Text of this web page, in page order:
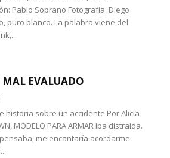
Pablo Soprano Fotografía: Diego
puro blanco. La palabra viene del
EVALUADO
historia sobre un accidente Por Alicia
MODELO PARA ARMAR Iba distraída.
me encantaría acordarme.